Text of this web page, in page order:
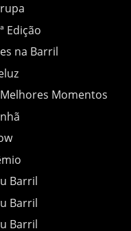
Edição
na Barril
Melhores Momentos
Barril
Barril
Barril